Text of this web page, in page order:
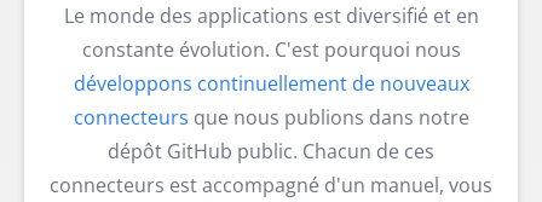
Le monde des applications est diversifié et en
constante évolution. C'est pourquoi nous
développons continuellement de nouveaux
connecteurs que nous publions dans notre
dépôt GitHub public. Chacun de ces
connecteurs est accompagné d'un manuel, vous